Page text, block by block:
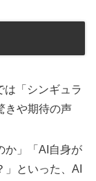
は「シンギュラ
きや期待の声
か」「AI自身が
といった、AI